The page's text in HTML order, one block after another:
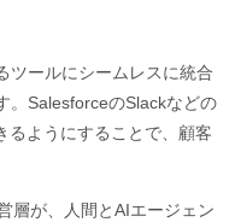
ツールにシームレスに統合
。SalesforceのSlackなどの
るようにすることで、顧客
層が、人間とAIエージェン